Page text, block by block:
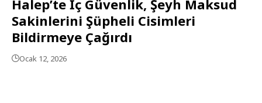
Halep’te İç Güvenlik, Şeyh Maksud
Sakinlerini Şüpheli Cisimleri
Bildirmeye Çağırdı
Ocak 12, 2026